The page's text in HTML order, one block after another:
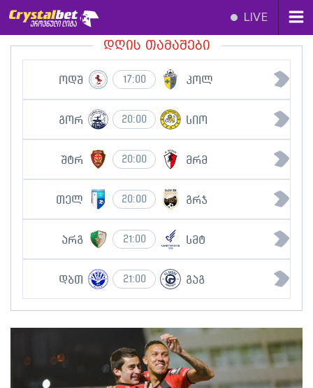
LIVE
დღის თამაშები
ოდშ 17:00 კოლ
გორ 20:00 სიო
შტრ 20:00 მრმ
თელ 20:00 გრჯ
არგ 21:00 სმტ
დბთ 21:00 გაგ